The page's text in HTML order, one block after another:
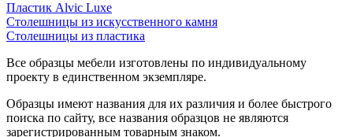
Пластик Alvic Luxe
Столешницы из искусственного камня
Столешницы из пластика
Все образцы мебели изготовлены по индивидуальному
проекту в единственном экземпляре.
Образцы имеют названия для их различия и более быстрого
поиска по сайту, все названия образцов не являются
зарегистрированным товарным знаком.